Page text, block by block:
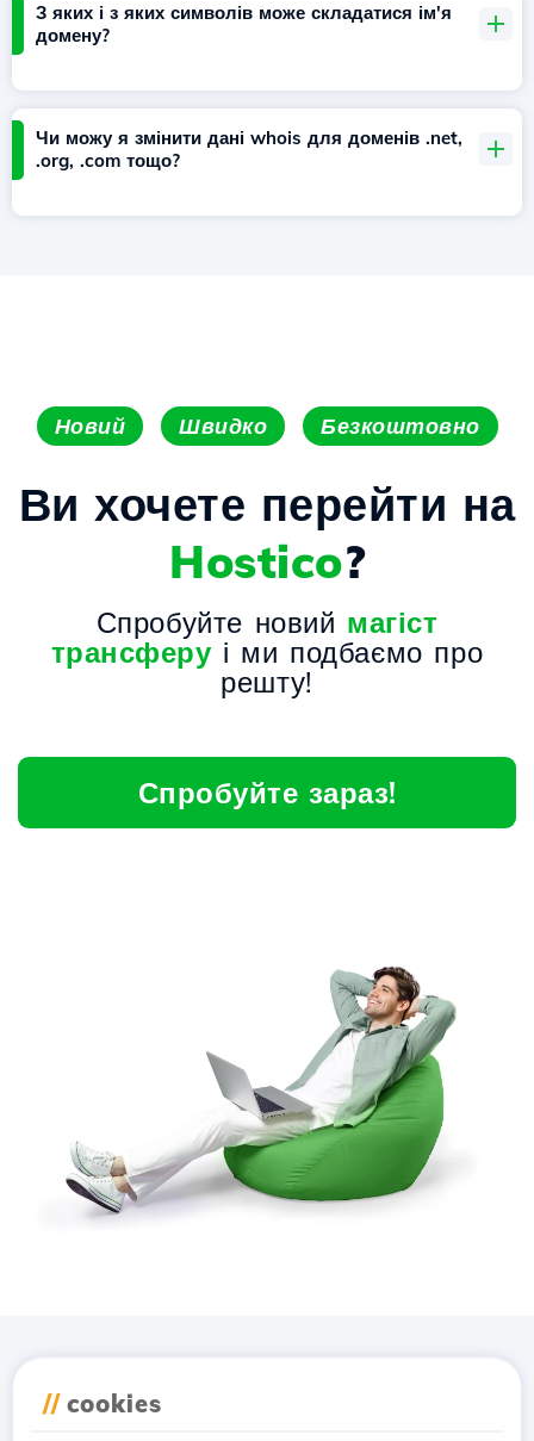
З яких і з яких символів може складатися ім'я
домену?
Чи можу я змінити дані whois для доменів .net,
.org, .com тощо?
Новий Швидко Безкоштовно
Ви хочете перейти на
Hostico?
Спробуйте новий магіст
трансферу і ми подбаємо про
решту!
Спробуйте зараз!
// cookies